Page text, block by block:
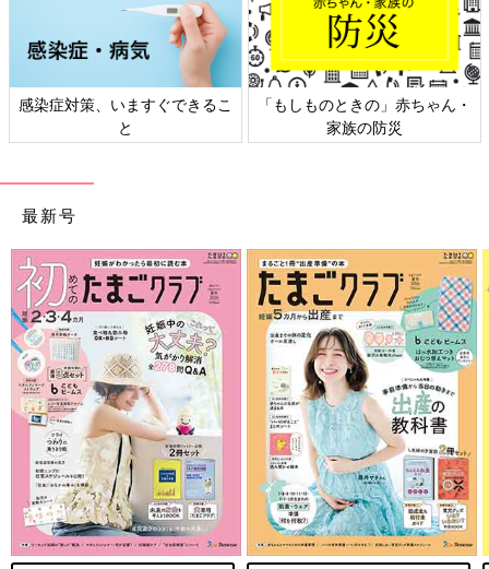
ぐできるこ
「もしものときの」赤ちゃん・
日本外来小児科学
最新号